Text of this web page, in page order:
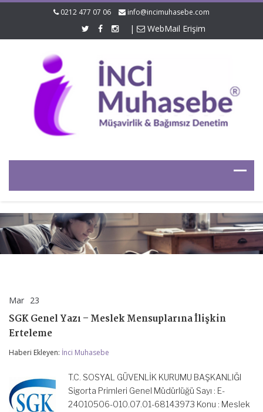
0212 477 07 06 info@incimuhasebe.com
| WebMail Erişim
Mar 23
Yazı
Mensuplarına
için
SGK Genel Yazı – Meslek Mensuplarına İlişkin
Erteleme
Haberi Ekleyen: İnci Muhasebe
T.C. SOSYAL GÜVENLİK KURUMU BAŞKANLIĞI
Sigorta Primleri Genel Müdürlüğü Sayı : E-
24010506-010.07.01-68143973 Konu : Meslek